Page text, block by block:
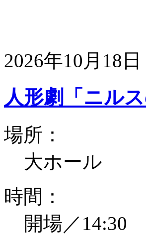
2026年10月18日
人形劇「ニル
場所：
大ホール
時間：
開場／14:30